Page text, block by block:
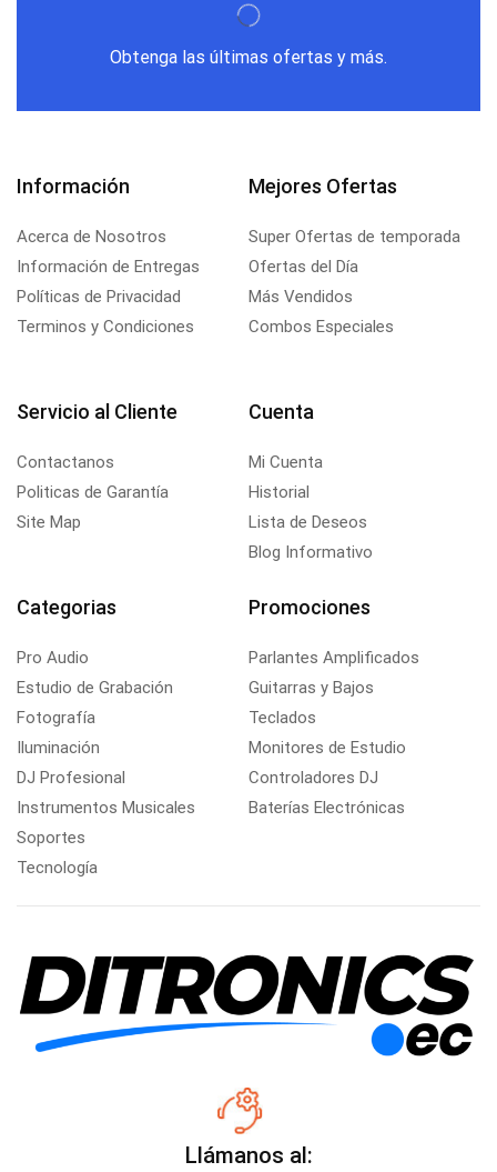
Obtenga las últimas ofertas y más.
Información
Acerca de Nosotros
Información de Entregas
Políticas de Privacidad
Terminos y Condiciones
Mejores Ofertas
Super Ofertas de temporada
Ofertas del Día
Más Vendidos
Combos Especiales
Servicio al Cliente
Contactanos
Politicas de Garantía
Site Map
Cuenta
Mi Cuenta
Historial
Lista de Deseos
Blog Informativo
Categorias
Pro Audio
Estudio de Grabación
Fotografía
Iluminación
DJ Profesional
Instrumentos Musicales
Soportes
Tecnología
Promociones
Parlantes Amplificados
Guitarras y Bajos
Teclados
Monitores de Estudio
Controladores DJ
Baterías Electrónicas
Llámanos al: